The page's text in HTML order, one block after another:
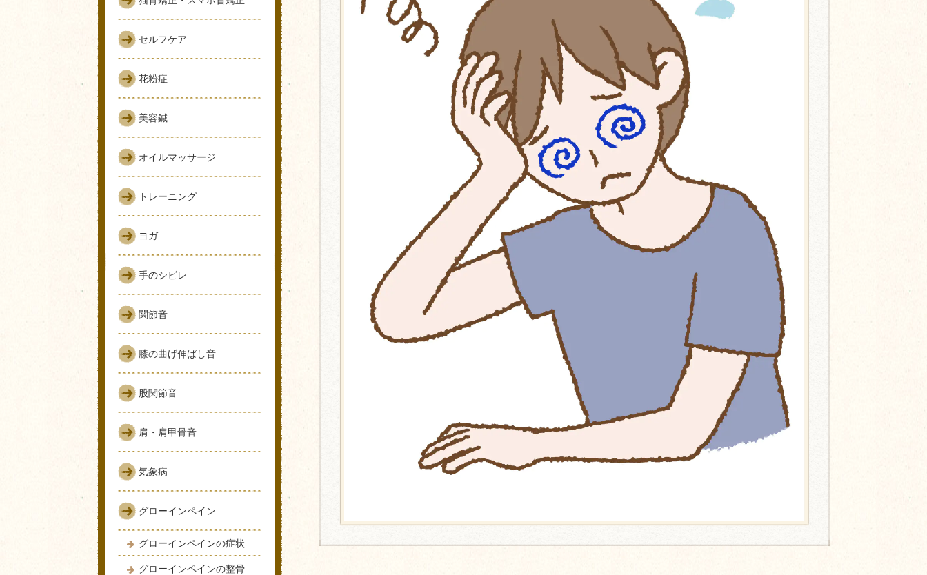
セルフケア
花粉症
美容鍼
オイルマッサージ
トレーニング
ヨガ
手のシビレ
関節音
膝の曲げ伸ばし音
股関節音
肩・肩甲骨音
気象病
グローインペイン
グローインペインの症状
グローインペインの整骨